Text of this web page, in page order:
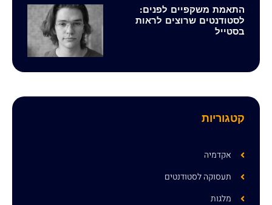
התאמת משקפיים לפנים:
לסטודנטים שרוצים לראות
בסטייל
קטגוריות
אקדמיה
תעסוקה לסטודנטים
מלגות